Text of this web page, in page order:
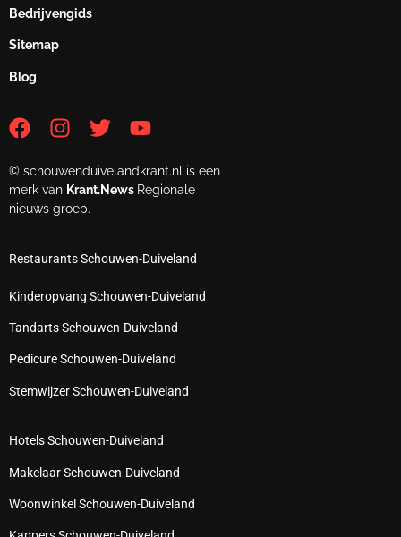
Bedrijvengids
Sitemap
Blog
© schouwenduivelandkrant.nl is een
merk van Krant.News Regionale
nieuws groep.
Restaurants Schouwen-Duiveland
Kinderopvang Schouwen-Duiveland
Tandarts Schouwen-Duiveland
Pedicure Schouwen-Duiveland
Stemwijzer Schouwen-Duiveland
Hotels Schouwen-Duiveland
Makelaar Schouwen-Duiveland
Woonwinkel Schouwen-Duiveland